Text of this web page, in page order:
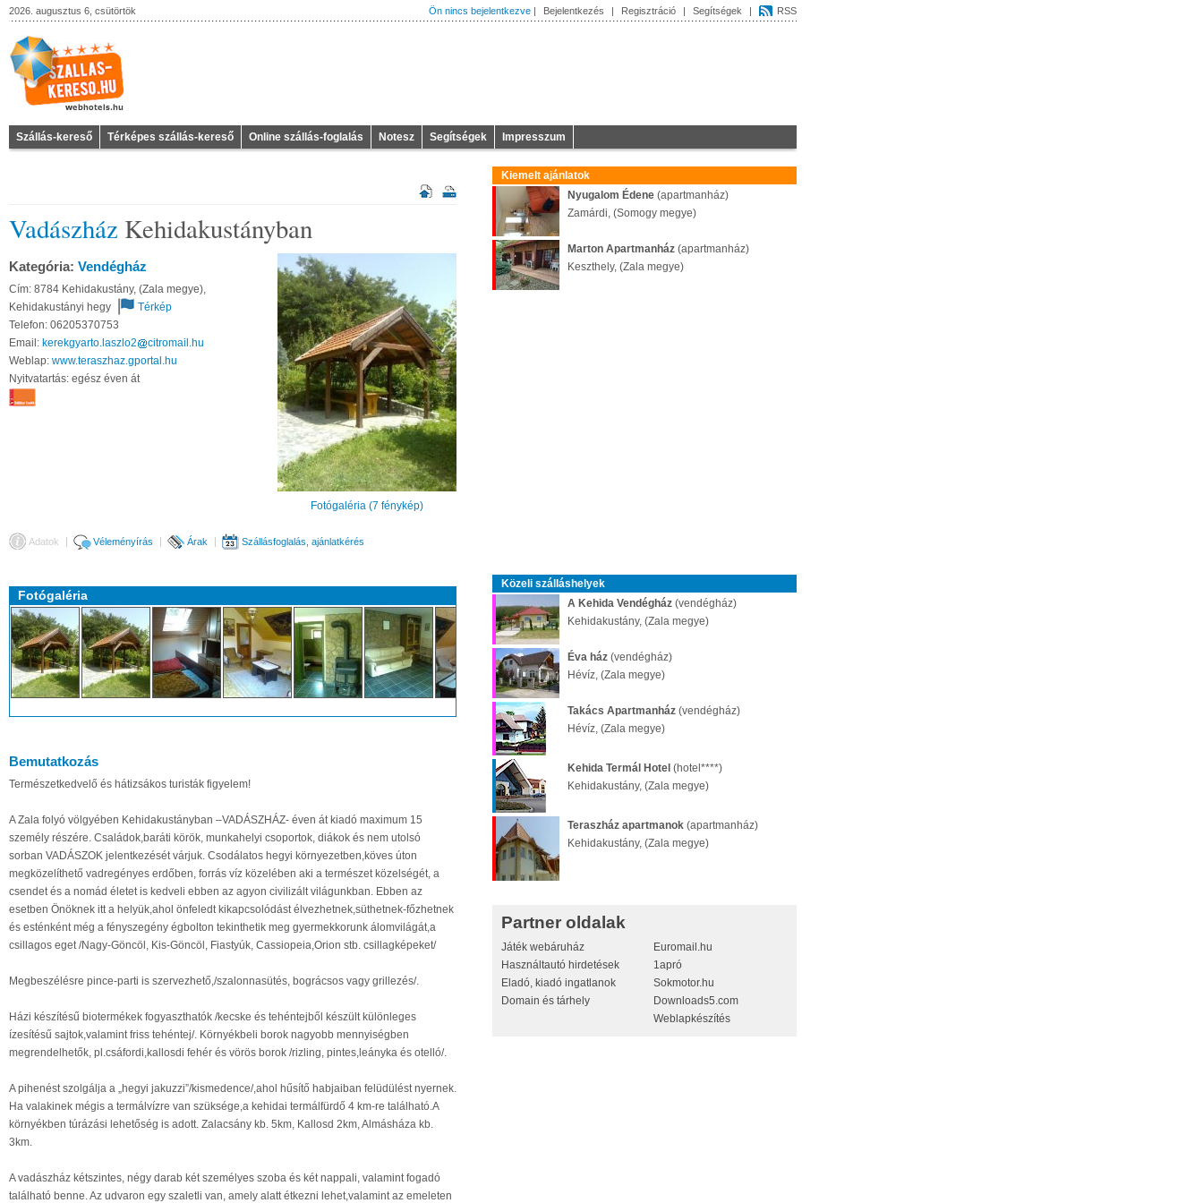
2026. augusztus 6, csütörtök Ön nincs bejelentkezve | Bejelentkezés | Regisztráció | Segítségek | RSS
Szállás-kereső Térképes szállás-kereső Online szállás-foglalás Notesz Segítségek Impresszum
Vadászház Kehidakustányban
Kategória: Vendégház
Cím: 8784 Kehidakustány, (Zala megye),
Kehidakustányi hegy
Térkép
Telefon: 06205370753
Email: kerekgyarto.laszlo2 citromail hu
Weblap: www.teraszhaz.gportal.hu
Nyitvatartás: egész éven át
Fotógaléria (7 fénykép)
Adatok Véleményírás Árak Szállásfoglalás, ajánlatkérés
Fotógaléria
Bemutatkozás
Természetkedvelő és hátizsákos turisták figyelem!
A Zala folyó völgyében Kehidakustányban –VADÁSZHÁZ- éven át kiadó maximum 15
személy részére. Családok,baráti körök, munkahelyi csoportok, diákok és nem utolsó
sorban VADÁSZOK jelentkezését várjuk. Csodálatos hegyi környezetben,köves úton
megközelíthető vadregényes erdőben, forrás víz közelében aki a természet közelségét, a
csendet és a nomád életet is kedveli ebben az agyon civilizált világunkban. Ebben az
esetben Önöknek itt a helyük,ahol önfeledt kikapcsolódást élvezhetnek,süthetnek-főzhetnek
és esténként még a fényszegény égbolton tekinthetik meg gyermekkorunk álomvilágát,a
csillagos eget /Nagy-Göncöl, Kis-Göncöl, Fiastyúk, Cassiopeia,Orion stb. csillagképeket/
Megbeszélésre pince-parti is szervezhető,/szalonnasütés, bográcsos vagy grillezés/.
Házi készítésű biotermékek fogyaszthatók /kecske és tehéntejből készült különleges
ízesítésű sajtok,valamint friss tehéntej/. Környékbeli borok nagyobb mennyiségben
megrendelhetők, pl.csáfordi,kallosdi fehér és vörös borok /rizling, pintes,leányka és otelló/.
A pihenést szolgálja a „hegyi jakuzzi”/kismedence/,ahol hűsítő habjaiban felüdülést nyernek.
Ha valakinek mégis a termálvízre van szüksége,a kehidai termálfürdő 4 km-re található.A
környékben túrázási lehetőség is adott. Zalacsány kb. 5km, Kallosd 2km, Almásháza kb.
3km.
A vadászház kétszintes, négy darab két személyes szoba és két nappali, valamint fogadó
található benne. Az udvaron egy szaletli van, amely alatt étkezni lehet,valamint az emeleten
Kiemelt ajánlatok
Nyugalom Édene (apartmanház)
Zamárdi, (Somogy megye)
Marton Apartmanház (apartmanház)
Keszthely, (Zala megye)
Közeli szálláshelyek
A Kehida Vendégház (vendégház)
Kehidakustány, (Zala megye)
Éva ház (vendégház)
Hévíz, (Zala megye)
Takács Apartmanház (vendégház)
Hévíz, (Zala megye)
Kehida Termál Hotel (hotel****)
Kehidakustány, (Zala megye)
Teraszház apartmanok (apartmanház)
Kehidakustány, (Zala megye)
Partner oldalak
Játék webáruház
Használtautó hirdetések
Eladó, kiadó ingatlanok
Domain és tárhely
Euromail.hu
1apró
Sokmotor.hu
Downloads5.com
Weblapkészítés